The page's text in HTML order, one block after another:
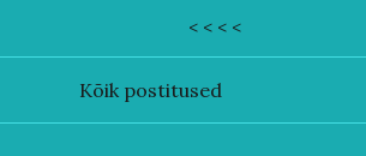
< < < <
Kõik postitused